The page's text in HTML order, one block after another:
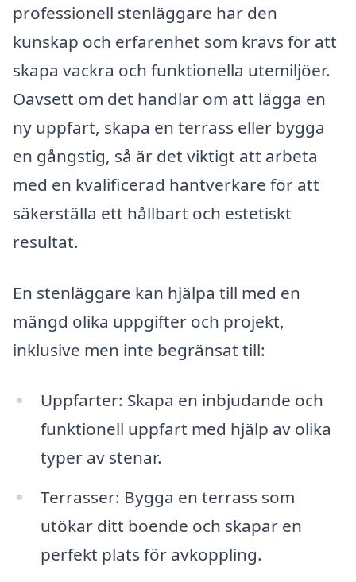
professionell stenläggare har den
kunskap och erfarenhet som krävs för att
skapa vackra och funktionella utemiljöer.
Oavsett om det handlar om att lägga en
ny uppfart, skapa en terrass eller bygga
en gångstig, så är det viktigt att arbeta
med en kvalificerad hantverkare för att
säkerställa ett hållbart och estetiskt
resultat.
En stenläggare kan hjälpa till med en
mängd olika uppgifter och projekt,
inklusive men inte begränsat till:
Uppfarter: Skapa en inbjudande och
funktionell uppfart med hjälp av olika
typer av stenar.
Terrasser: Bygga en terrass som
utökar ditt boende och skapar en
perfekt plats för avkoppling.